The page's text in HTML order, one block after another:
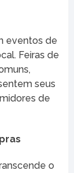
eventos de
Feiras de
seus
de
o